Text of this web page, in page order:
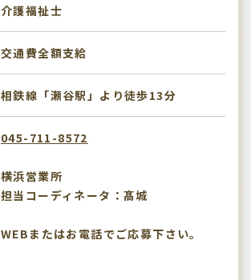
介護福祉士
交通費全額支給
相鉄線「瀬谷駅」より徒歩13分
045-711-8572
横浜営業所
担当コーディネータ：髙城
WEBまたはお電話でご応募下さい。